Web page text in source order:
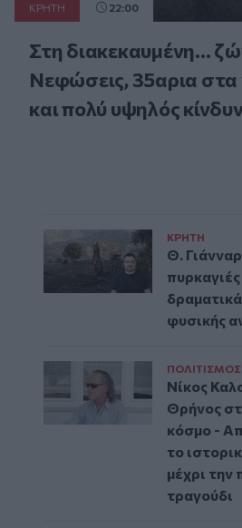
ΚΡΗΤΗ 22:00
Στη διακεκαυμένη...
Νεφώσεις, 35αρια στα
και πολύ υψηλός
ΚΡΗΤΗ
Θ.
φυσικής
ΠΟΛΙΤΙΣΜΟΣ
Νίκος
Θρήνος
κόσμο -
το
μέχρι την
τραγούδι